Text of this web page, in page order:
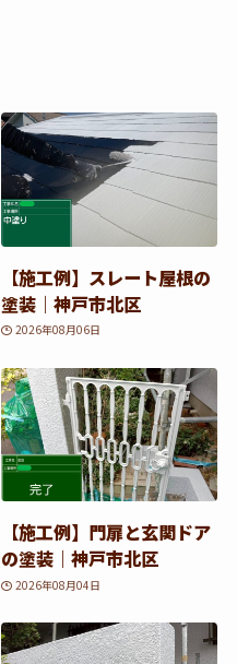
【施工例】スレート屋根の
塗装｜神戸市北区
2026年08月06日
【施工例】門扉と玄関ドア
の塗装｜神戸市北区
2026年08月04日